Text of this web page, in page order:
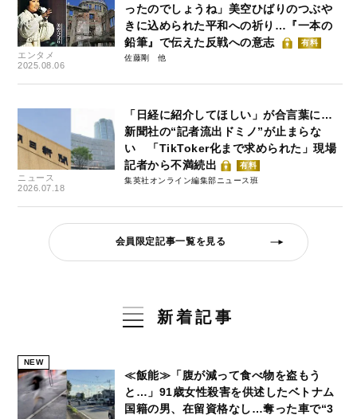
エンタメ
2025.08.06
ったのでしょうね」美空ひばりのつぶや
きに込められた平和への祈り…『一本の
鉛筆』で伝えた反戦への意志
有料
佐藤剛
ニュース
2026.07.18
「日経に紹介してほしい」が合言葉に…
新聞社の“記者流出ドミノ”が止まらな
い 「TikToker化まで求められた」現場
記者から不満続出
有料
集英社オンライン編集部ニュース班
会員限定記事一覧を見る
新着記事
NEW
≪飯能≫「腹が減って食べ物を盗もう
と…」91歳女性殺害を供述したベトナム
国籍の男、在留資格なし…奪った車で“3